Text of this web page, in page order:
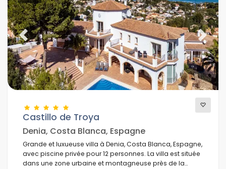
Previous Next
Castillo de Troya
Denia, Costa Blanca, Espagne
Grande et luxueuse villa à Denia, Costa Blanca, Espagne,
avec piscine privée pour 12 personnes. La villa est située
dans une zone urbaine et montagneuse près de la